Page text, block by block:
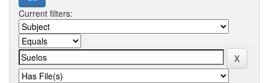
Current filters: